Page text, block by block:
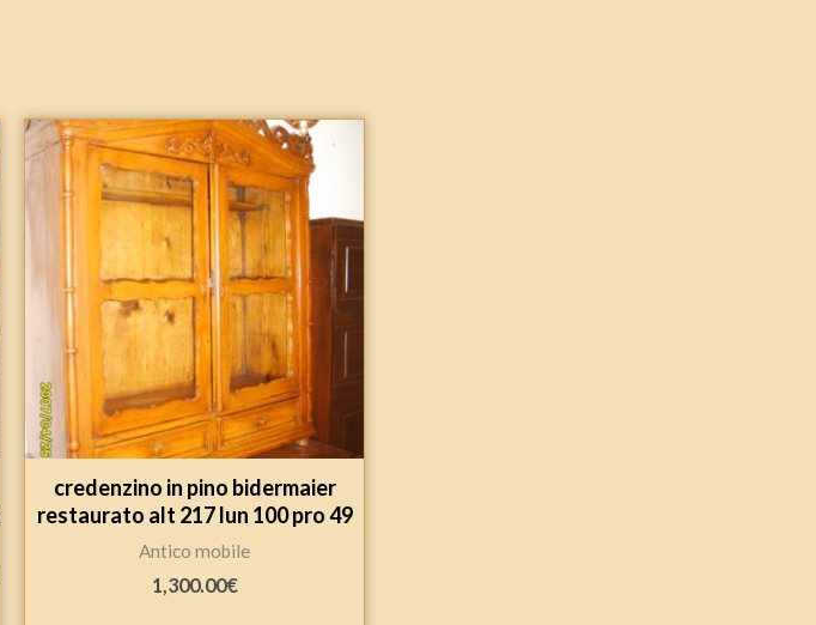
credenzino in pino bidermaier
restaurato alt 217 lun 100 pro 49
Antico mobile
1,300.00€